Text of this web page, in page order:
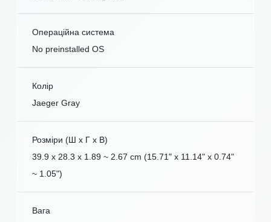
Операційна система
No preinstalled OS
Колір
Jaeger Gray
Розміри (Ш x Г x В)
39.9 x 28.3 x 1.89 ~ 2.67 cm (15.71" x 11.14" x 0.74"
~ 1.05")
Вага